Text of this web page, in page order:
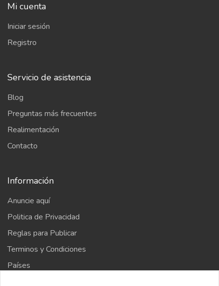
Mi cuenta
Iniciar sesión
Registro
Servicio de asistencia
Blog
Preguntas más frecuentes
Realimentación
Contacto
Información
Anuncie aquí
Politica de Privacidad
Reglas para Publicar
Terminos y Condiciones
Países